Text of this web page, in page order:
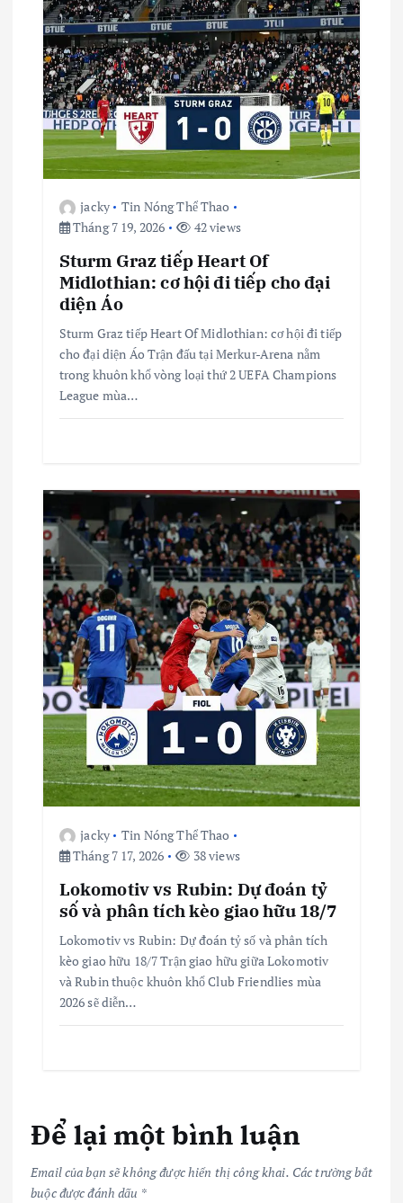
à
v
jacky
Tin Nóng Thể Thao
Tháng 7 19, 2026
42 views
Sturm Graz tiếp Heart Of
Midlothian: cơ hội đi tiếp cho đại
diện Áo
Sturm Graz tiếp Heart Of Midlothian: cơ hội đi tiếp
cho đại diện Áo Trận đấu tại Merkur-Arena nằm
trong khuôn khổ vòng loại thứ 2 UEFA Champions
League mùa…
jacky
Tin Nóng Thể Thao
Tháng 7 17, 2026
38 views
Lokomotiv vs Rubin: Dự đoán tỷ
số và phân tích kèo giao hữu 18/7
Lokomotiv vs Rubin: Dự đoán tỷ số và phân tích
kèo giao hữu 18/7 Trận giao hữu giữa Lokomotiv
và Rubin thuộc khuôn khổ Club Friendlies mùa
2026 sẽ diễn…
Để lại một bình luận
Email của bạn sẽ không được hiển thị công khai. Các trường bắt
buộc được đánh dấu *